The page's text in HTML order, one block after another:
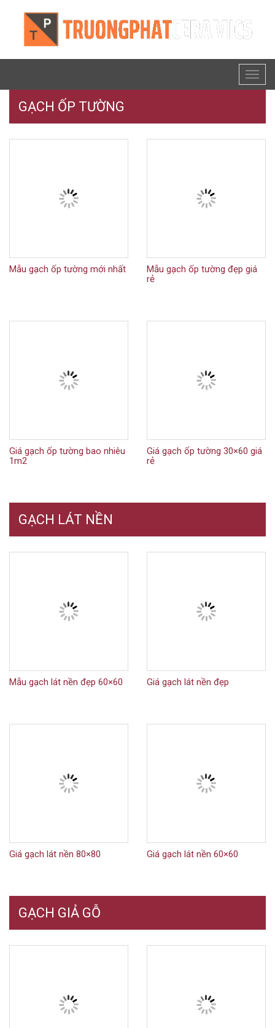
GẠCH ỐP TƯỜNG
Mẫu gạch ốp tường mới nhất
Mẫu gạch ốp tường đẹp giá
rẻ
Giá gạch ốp tường bao nhiêu
1m2
Giá gạch ốp tường 30×60 giá
rẻ
GẠCH LÁT NỀN
Mẫu gạch lát nền đẹp 60×60 Giá gạch lát nền đẹp
Giá gạch lát nền 80×80 Giá gạch lát nền 60×60
GẠCH GIẢ GỖ